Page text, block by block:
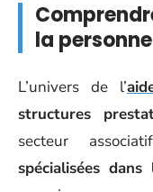
la personne
L’univers de l’
structures
secteur
spécialisées